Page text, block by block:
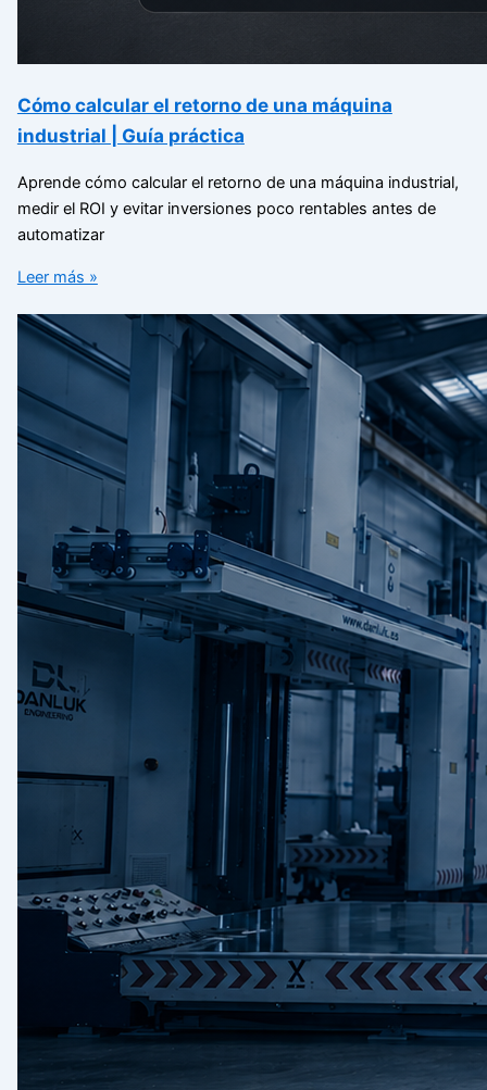
Cómo calcular el retorno de una máquina
industrial | Guía práctica
Aprende cómo calcular el retorno de una máquina industrial,
medir el ROI y evitar inversiones poco rentables antes de
automatizar
Leer más »